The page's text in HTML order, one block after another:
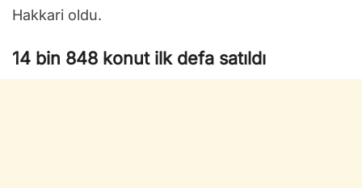
Hakkari oldu.
14 bin 848 konut ilk defa satıldı